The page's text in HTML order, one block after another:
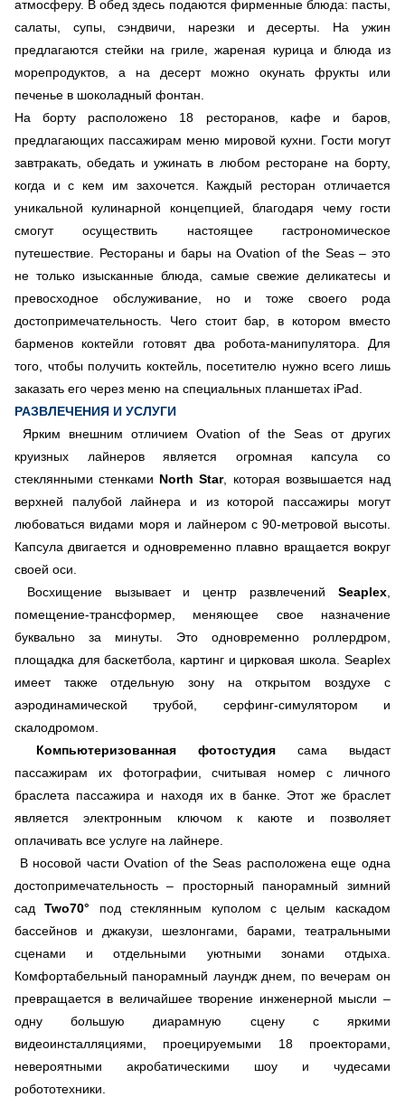
атмосферу. В обед здесь подаются фирменные блюда: пасты,
салаты, супы, сэндвичи, нарезки и десерты. На ужин
предлагаются стейки на гриле, жареная курица и блюда из
морепродуктов, а на десерт можно окунать фрукты или
печенье в шоколадный фонтан.
На борту расположено 18 ресторанов, кафе и баров,
предлагающих пассажирам меню мировой кухни. Гости могут
завтракать, обедать и ужинать в любом ресторане на борту,
когда и с кем им захочется. Каждый ресторан отличается
уникальной кулинарной концепцией, благодаря чему гости
смогут осуществить настоящее гастрономическое
путешествие. Рестораны и бары на Ovation of the Seas – это
не только изысканные блюда, самые свежие деликатесы и
превосходное обслуживание, но и тоже своего рода
достопримечательность. Чего стоит бар, в котором вместо
барменов коктейли готовят два робота-манипулятора. Для
того, чтобы получить коктейль, посетителю нужно всего лишь
заказать его через меню на специальных планшетах iPad.
РАЗВЛЕЧЕНИЯ И УСЛУГИ
Ярким внешним отличием Ovation of the Seas от других
круизных лайнеров является огромная капсула со
стеклянными стенками North Star, которая возвышается над
верхней палубой лайнера и из которой пассажиры могут
любоваться видами моря и лайнером с 90-метровой высоты.
Капсула двигается и одновременно плавно вращается вокруг
своей оси.
Восхищение вызывает и центр развлечений Seaplex,
помещение-трансформер, меняющее свое назначение
буквально за минуты. Это одновременно роллердром,
площадка для баскетбола, картинг и цирковая школа. Seaplex
имеет также отдельную зону на открытом воздухе с
аэродинамической трубой, серфинг-симулятором и
скалодромом.
Компьютеризованная фотостудиясама выдаст
пассажирам их фотографии, считывая номер с личного
браслета пассажира и находя их в банке. Этот же браслет
является электронным ключом к каюте и позволяет
оплачивать все услуге на лайнере.
В носовой части Ovation of the Seas расположена еще одна
достопримечательность – просторный панорамный зимний
садTwo70° под стеклянным куполом с целым каскадом
бассейнов и джакузи, шезлонгами, барами, театральными
сценами и отдельными уютными зонами отдыха.
Комфортабельный панорамный лаундж днем, по вечерам он
превращается в величайшее творение инженерной мысли –
одну большую диарамную сцену с яркими
видеоинсталляциями, проецируемыми 18 проекторами,
невероятными акробатическими шоу и чудесами
робототехники.